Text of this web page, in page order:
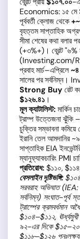
Economics: ১৫ মে
পূর্ববর্তী ক্লোজ থেকে
বৃহত্তম সাপ্তাহিক
সীমা শেষের কথা বলার
(+৩%+)। ব্রেন্ট "৬%
(Investing.com/
প্রবাহ মার্চ–এপ্রিলে~৪
সালের পর সর্বনিম্ন।
Strong Buyরেট
$১২৬.৪১ ।
মূল ক্যাটালিস্ট:মার্কিন
ট্রাম্প উত্তেজনা ঝুঁকি
চুক্তির সম্ভাবনা কমিয়ে
ইরানি তেল আমদানির
সাপ্তাহিক EIA
ম্যানুফ্যাকচারিং PMI
প্রতিরোধ:$১১০,
বেসলাইন দৃষ্টিভঙ্গি:
সরবরাহ অভিঘাত (IEA:
সর্বনিম্ন) সংঘাত-পূর্ব
ট্রাম্পের ক্রমবর্ধমান
$১০৪–$১১২,
৯২-এর দিকে $১৫–২০
$১১৮–$১২৬